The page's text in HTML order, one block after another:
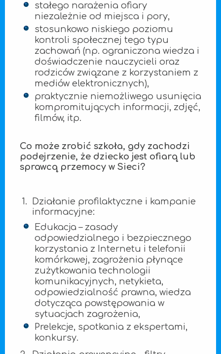
stałego narażenia ofiary
niezależnie od miejsca i pory,
stosunkowo niskiego poziomu
kontroli społecznej tego typu
zachowań (np. ograniczona wiedza i
doświadczenie nauczycieli oraz
rodziców związane z korzystaniem z
mediów elektronicznych),
praktycznie niemożliwego usunięcia
kompromitujących informacji, zdjęć,
filmów, itp.
Co może zrobić szkoła, gdy zachodzi
podejrzenie, że dziecko jest ofiarą lub
sprawcą przemocy w Sieci?
Działanie profilaktyczne i kampanie
informacyjne:
Edukacja – zasady
odpowiedzialnego i bezpiecznego
korzystania z Internetu i telefonii
komórkowej, zagrożenia płynące
zużytkowania technologii
komunikacyjnych, netykieta,
odpowiedzialność prawna, wiedza
dotycząca powstępowania w
sytuacjach zagrożenia,
Prelekcje, spotkania z ekspertami,
konkursy.